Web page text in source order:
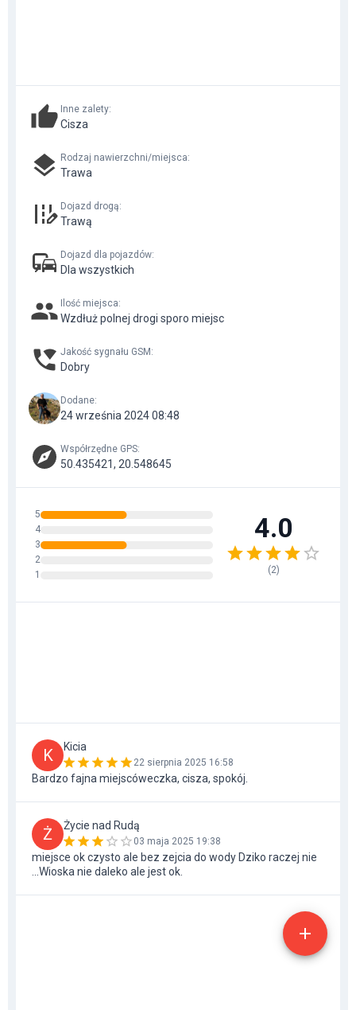
Inne zalety:
Cisza
Rodzaj nawierzchni/miejsca:
Trawa
Dojazd drogą:
Trawą
Dojazd dla pojazdów:
Dla wszystkich
Ilość miejsca:
Wzdłuż polnej drogi sporo miejsc
Jakość sygnału GSM :
Dobry
Dodane:
24 września 2024 08:48
Współrzędne GPS:
50.435421, 20.548645
5
4
3
2
1
4.0
(2)
K Kicia
22 sierpnia 2025 16:58
Bardzo fajna miejscóweczka, cisza, spokój.
Ż Życie nad Rudą
03 maja 2025 19:38
miejsce ok czysto ale bez zejcia do wody Dziko raczej nie
...Wioska nie daleko ale jest ok.